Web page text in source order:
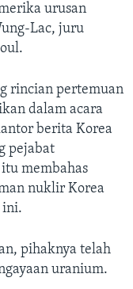
urusan
Lac, juru
rincian pertemuan
dalam acara
berita Korea
pejabat
membahas
nuklir Korea
ini.
pihaknya telah
uranium.